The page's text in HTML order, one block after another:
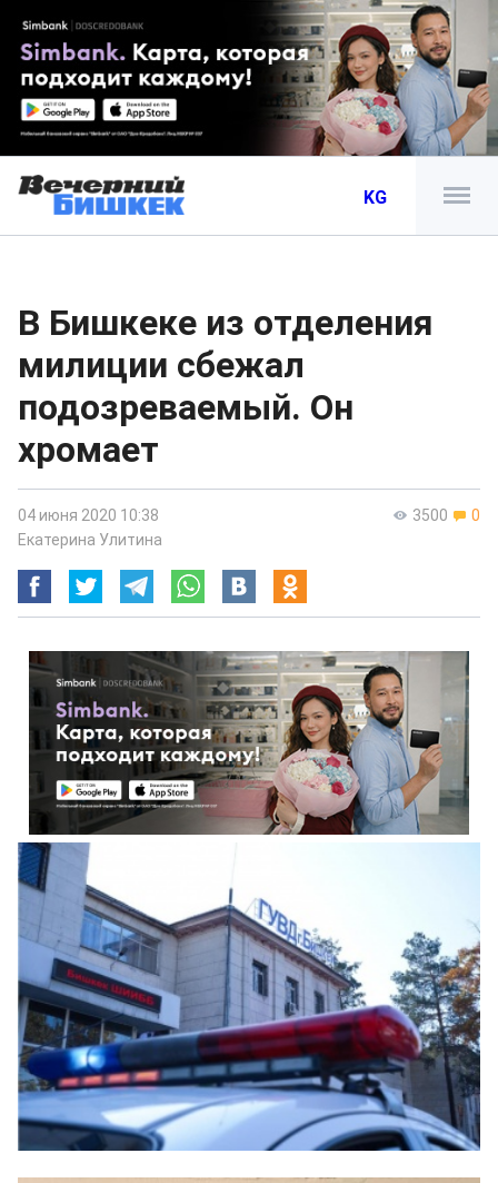
KG
В Бишкеке из отделения
милиции сбежал
подозреваемый. Он
хромает
3500 0
04 июня 2020 10:38
Екатерина Улитина